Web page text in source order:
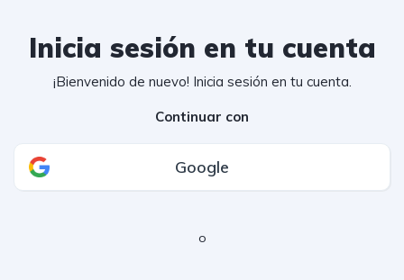
Inicia sesión en tu cuenta
¡Bienvenido de nuevo! Inicia sesión en tu cuenta.
Continuar con
Google
o